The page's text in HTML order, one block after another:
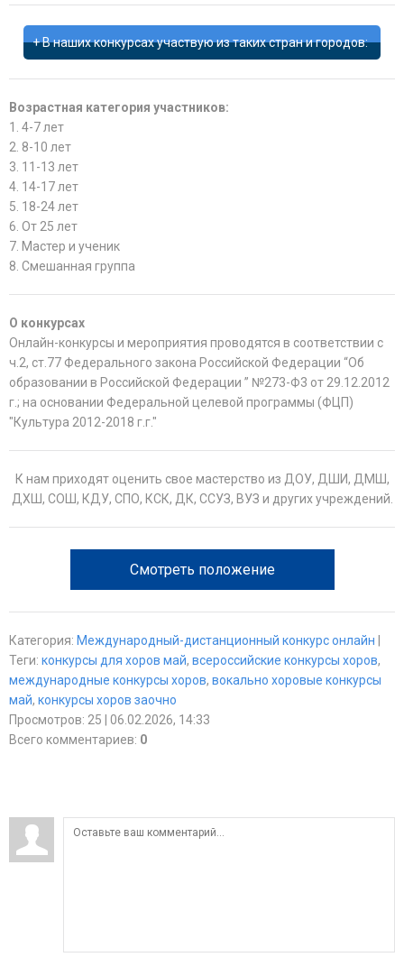
В наших конкурсах участвую из таких стран и городов:
Возрастная категория участников:
1. 4-7 лет
2. 8-10 лет
3. 11-13 лет
4. 14-17 лет
5. 18-24 лет
6. От 25 лет
7. Мастер и ученик
8. Смешанная группа
О конкурсах
Онлайн-конкурсы и мероприятия проводятся в соответствии с
ч.2, ст.77 Федерального закона Российской Федерации “Об
образовании в Российской Федерации ” №273-Ф3 от 29.12.2012
г.; на основании Федеральной целевой программы (ФЦП)
"Культура 2012-2018 г.г."
К нам приходят оценить свое мастерство из ДОУ, ДШИ, ДМШ,
ДХШ, СОШ, КДУ, СПО, КСК, ДК, ССУЗ, ВУЗ и других учреждений.
Смотреть положение
Категория: Международный-дистанционный конкурс онлайн
Теги: конкурсы для хоров май, всероссийские конкурсы хоров,
международные конкурсы хоров, вокально хоровые конкурсы
май, конкурсы хоров заочно
Просмотров: 25 | 06.02.2026, 14:33
Всего комментариев: 0